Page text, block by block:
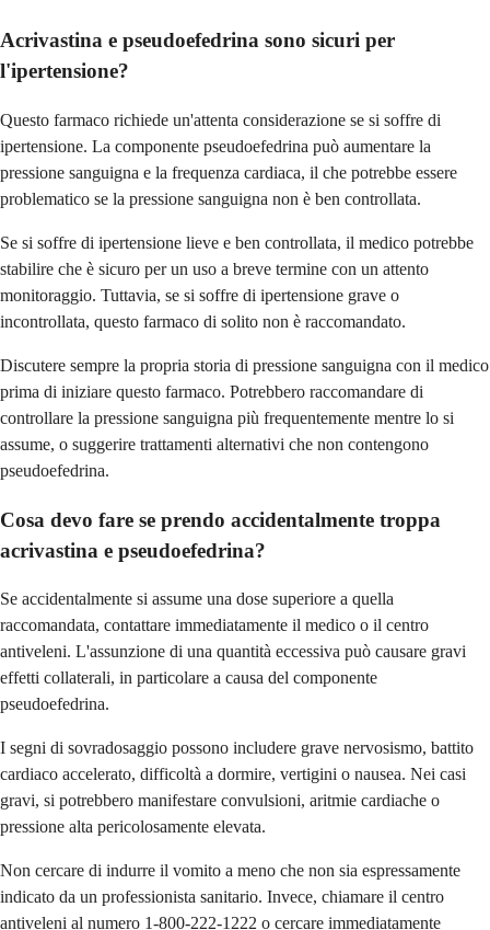
Acrivastina e pseudoefedrina sono sicuri per
l'ipertensione?
Questo farmaco richiede un'attenta considerazione se si soffre di
ipertensione. La componente pseudoefedrina può aumentare la
pressione sanguigna e la frequenza cardiaca, il che potrebbe essere
problematico se la pressione sanguigna non è ben controllata.
Se si soffre di ipertensione lieve e ben controllata, il medico potrebbe
stabilire che è sicuro per un uso a breve termine con un attento
monitoraggio. Tuttavia, se si soffre di ipertensione grave o
incontrollata, questo farmaco di solito non è raccomandato.
Discutere sempre la propria storia di pressione sanguigna con il medico
prima di iniziare questo farmaco. Potrebbero raccomandare di
controllare la pressione sanguigna più frequentemente mentre lo si
assume, o suggerire trattamenti alternativi che non contengono
pseudoefedrina.
Cosa devo fare se prendo accidentalmente troppa
acrivastina e pseudoefedrina?
Se accidentalmente si assume una dose superiore a quella
raccomandata, contattare immediatamente il medico o il centro
antiveleni. L'assunzione di una quantità eccessiva può causare gravi
effetti collaterali, in particolare a causa del componente
pseudoefedrina.
I segni di sovradosaggio possono includere grave nervosismo, battito
cardiaco accelerato, difficoltà a dormire, vertigini o nausea. Nei casi
gravi, si potrebbero manifestare convulsioni, aritmie cardiache o
pressione alta pericolosamente elevata.
Non cercare di indurre il vomito a meno che non sia espressamente
indicato da un professionista sanitario. Invece, chiamare il centro
antiveleni al numero 1-800-222-1222 o cercare immediatamente